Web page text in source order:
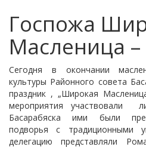
Госпожа
Масленица –
Сегодня в окончании
культуры Районного совета
праздник , „Широкая
мероприятия участвовали
Басарабяска ими были
подворья с традиционными
делегацию представляли